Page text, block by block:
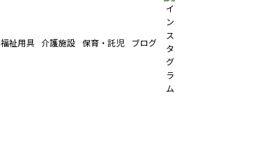
福祉用具 介護施設 保育・託児 ブログ